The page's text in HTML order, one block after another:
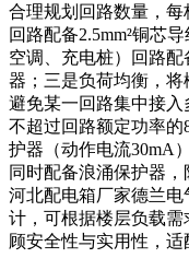
合理规划回路数量，
回路配备2.5mm²铜芯
空调、充电桩）回路配
器；三是负荷均衡，将
避免某一回路集中接
不超过回路额定功率的
护器（动作电流30mA
同时配备浪涌保护器，
河北配电箱厂家德兰
计，可根据楼层负载
顾安全性与实用性，适